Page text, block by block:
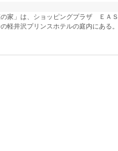
家」は、ショッピングプラザ ＥＡＳ
軽井沢プリンスホテルの庭内にある。